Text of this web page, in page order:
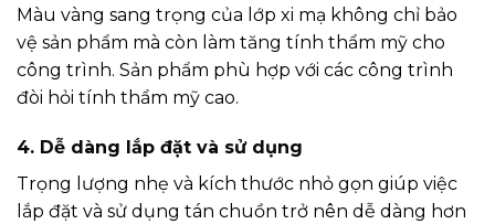
Màu vàng sang trọng của lớp xi mạ không chỉ bảo
vệ sản phẩm mà còn làm tăng tính thẩm mỹ cho
công trình. Sản phẩm phù hợp với các công trình
đòi hỏi tính thẩm mỹ cao.
4. Dễ dàng lắp đặt và sử dụng
Trọng lượng nhẹ và kích thước nhỏ gọn giúp việc
lắp đặt và sử dụng tán chuồn trở nên dễ dàng hơn